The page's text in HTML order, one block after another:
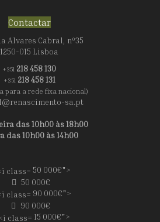
Contactar
Alvares Cabral, nº35
1250-015 Lisboa
+351 218 458 130
+351 218 458 131
para a rede fixa nacional)
sa.pt
das 10h00 às 18h00
das 10h00 às 14h00
50 000€">
50 000€
90 000€">
90 000€
15 000€">